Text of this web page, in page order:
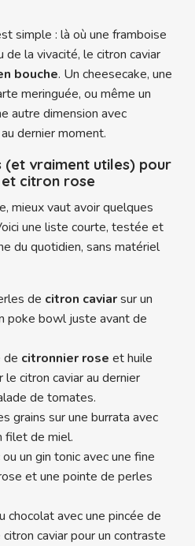
simple : là où une framboise
la vivacité, le citron caviar
bouche. Un cheesecake, une
meringuée, ou même un
autre dimension avec
dernier moment.
(et vraiment utiles) pour
citron rose
mieux vaut avoir quelques
une liste courte, testée et
du quotidien, sans matériel
de citron caviarsur un
poke bowl juste avant de
de citronnier rose et huile
le citron caviar au dernier
de tomates.
grains sur une burrata avec
filet de miel.
un gin tonic avec une fine
et une pointe de perles
chocolat avec une pincée de
caviar pour un contraste